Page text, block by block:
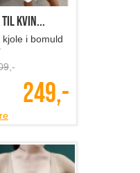
kvin...
i bomuld
,-
249,-